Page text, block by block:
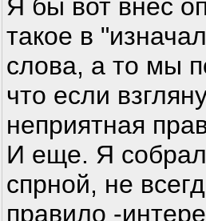
Я бы вот внес
такое в
слова, а то мы
что если
неприятная
И еще. Я
спрной, не
правило -